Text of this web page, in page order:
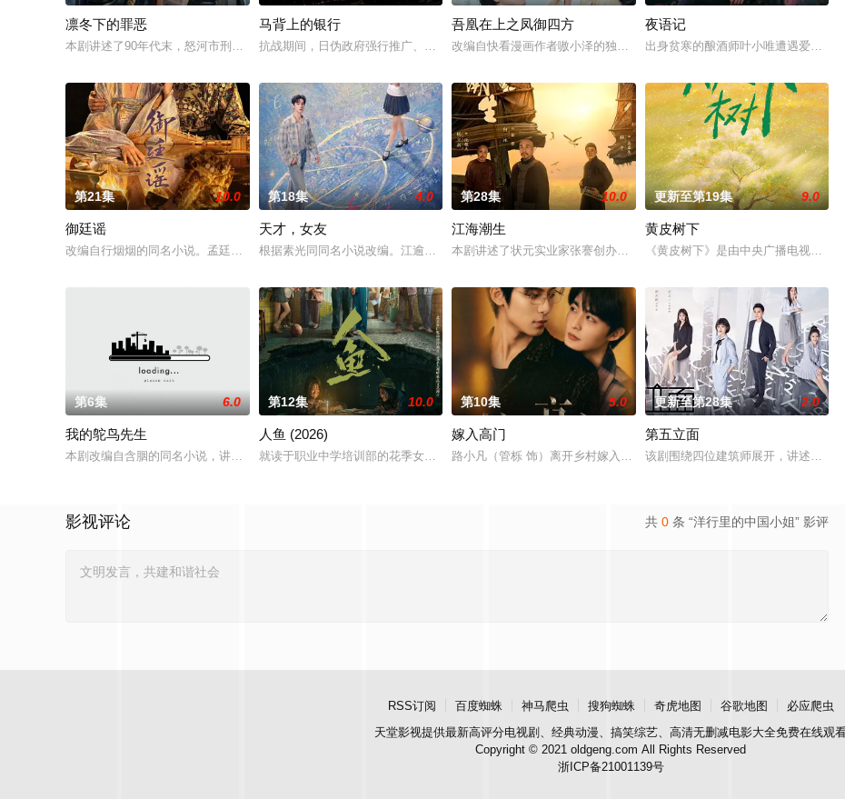
凛冬下的罪恶
本剧讲述了90年代末，怒河市刑侦支队在无普及监控、无DNA鉴定技术的支持下，通过摸排、勘查等传统刑侦手段，接连破获数起重案要案的艰难过程
马背上的银行
抗战期间，日伪政府强行推广、使用由“中国准备银行”发行的伪钞货币。根据党中央指示，高景波、徐邵梁、孙
吾凰在上之凤御四方
改编自快看漫画作者嗷小泽的独家连载漫画《吾凰在上》。现代少女奚圆
夜语记
出身贫寒的酿酒师叶小唯遭遇爱人程
第21集 10.0
御廷谣
改编自行烟烟的同名小说。孟廷辉，大平王朝有史以来个以女子进士科三元及第入翰林院的奇女子。十年前的她被他从死人堆里救出来，蓬头垢面口齿
第18集 4.0
天才，女友
根据素光同同名小说改编。江逾白长大以后，林知夏忽然对他说：“江逾白，我喜欢你，哲学和生物学意义上的
第28集 10.0
江海潮生
本剧讲述了状元实业家张謇创办大生企业，实业报国的故事。甲午战争后
更新至第19集 9.0
黄皮树下
《黄皮树下》是由中央广播电视总
第6集 6.0
我的鸵鸟先生
本剧改编自含胭的同名小说，讲述了邻家女孩庞倩（苏晓彤 饰）与童年时因一场意外落下身体残缺的少年顾铭夕（何洛洛 饰）的成长印记与深深联结
第12集 10.0
人鱼 (2026)
就读于职业中学培训部的花季女生苏琳（黄杨钿甜 饰），虽自小被父母忽视，在艰苦环境中长大，但她始终刻
第10集 5.0
嫁入高门
路小凡（管栎 饰）离开乡村嫁入北京豪门，原以为能过上富裕生活，却
更新至第28集 2.0
第五立面
该剧围绕四位建筑师展开，讲述了他
共 0 条 “洋行里的中国小姐” 影评
影视评论
RSS订阅 百度蜘蛛 神马爬虫 搜狗蜘蛛 奇虎地图 谷歌地图
必应爬虫
天堂影视提供最新高评分电视剧、经典动漫、搞笑综艺、高清无删减电影大全免费在线观
Copyright © 2021 oldgeng.com All Rights Reserved
浙ICP备21001139号